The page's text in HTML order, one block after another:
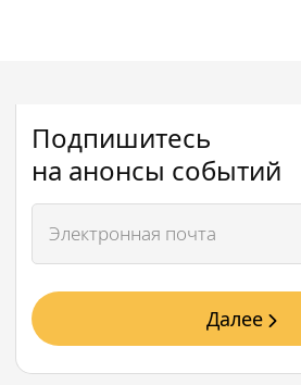
Подпишитесь
на анонсы событий
Далее